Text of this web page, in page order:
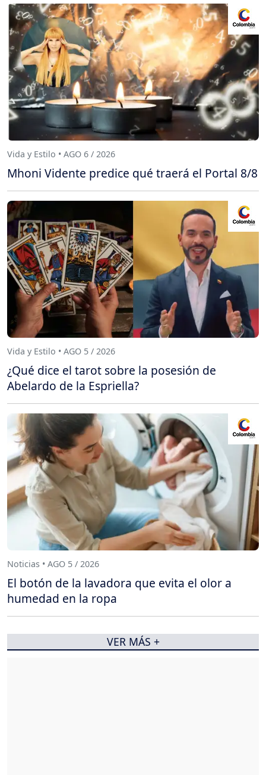
Vida y Estilo • AGO 6 / 2026
Mhoni Vidente predice qué traerá el Portal 8/8
Vida y Estilo • AGO 5 / 2026
¿Qué dice el tarot sobre la posesión de
Abelardo de la Espriella?
Noticias • AGO 5 / 2026
El botón de la lavadora que evita el olor a
humedad en la ropa
VER MÁS +